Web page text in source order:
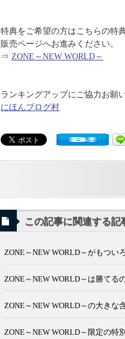
特典をご希望の方はこちらの特
販売ページへお進みください。
⇒ ZONE～NEW WORLD～
ランキングアップにご協力お願
にほんブログ村
この記事に関連する記
ZONE～NEW WORLD～がもつい
ZONE～NEW WORLD～は勝てる
ZONE～NEW WORLD～の大き
ZONE～NEW WORLD～限定の特